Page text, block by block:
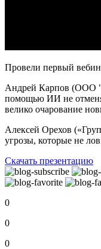
Провели первый
Андрей Карпов (ООО
помощью ИИ не
велико очарование
Алексей Орехов
угрозы, которые не
Скачать презентацию
0
0
0